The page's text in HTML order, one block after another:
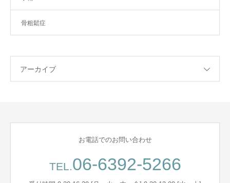
骨粗鬆症
アーカイブ
お電話でのお問い合わせ
TEL.06-6392-5266